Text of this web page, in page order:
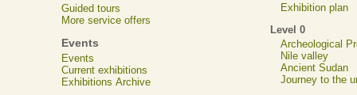
Guided tours
More service offers
Events
Events
Current exhibitions
Exhibitions Archive
Exhibition plan
Level 0
Archeological
Nile valley
Ancient Sudan
Journey to the